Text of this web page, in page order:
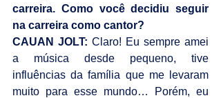
carreira. Como você decidiu seguir
na carreira como cantor?
CAUAN JOLT: Claro! Eu sempre amei
a música desde pequeno, tive
influências da família que me levaram
muito para esse mundo… Porém, eu